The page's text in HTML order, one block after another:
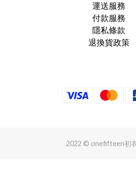
運送服務
付款服務
隱私條款
退換貨政策
2022 © onefifteen初